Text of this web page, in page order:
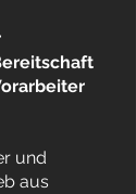
und
aus